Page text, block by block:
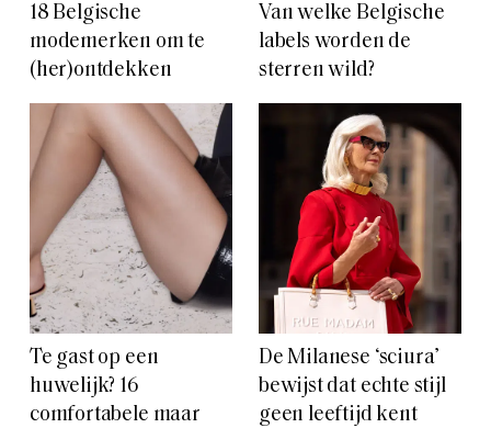
18 Belgische
modemerken om te
(her)ontdekken
Van welke Belgische
labels worden de
sterren wild?
Te gast op een
huwelijk? 16
comfortabele maar
De Milanese ‘sciura’
bewijst dat echte stijl
geen leeftijd kent